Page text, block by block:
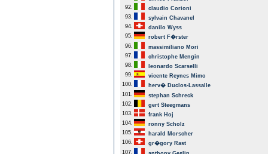
92.
claudio Corioni
93.
sylvain Chavanel
94.
danilo Wyss
95.
robert F�rster
96.
massimiliano Mori
97.
christophe Mengin
98.
leonardo Scarselli
99.
vicente Reynes Mimo
100.
herv� Duclos-Lassalle
101.
stephan Schreck
102.
gert Steegmans
103.
frank Hoj
104.
ronny Scholz
105.
harald Morscher
106.
gr�gory Rast
107.